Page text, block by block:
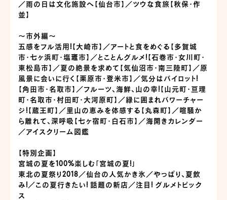
／雨の日は文化施設へ【仙台市】／ツウな食旅【秋保・作
並】
～市外編～
五感をフル活用!【大崎市】／アートと食をめぐる【多賀城
市・七ヶ浜町・塩竈市】／とことんグルメ!【石巻市・女川町・
東松島市】／夏の絶景を求めて【気仙沼市・南三陸町】／原
風景に会いに行く【栗原市・登米市】／気分はパイロット!
【角田市・名取市】／フルーツ、海鮮、山の幸!【山元町・亘理
町・名取市・村田町・大河原町】／緑に囲まれパワーチャー
ジ!【蔵王町】／里山の恵みを体感する【丸森町】／喧騒か
ら離れて、深呼吸【七ヶ宿町・白石市】／海開きカレンダー
／アイスクリーム図鑑
【特別企画】
宮城の夏を100%楽しむ「宮城の夏!」
東北の夏祭り2018／仙台の人気かき氷／やっぱり、夏飲
み!／この夏行きたい! 話題の新店／注目! グルメトピック
ス